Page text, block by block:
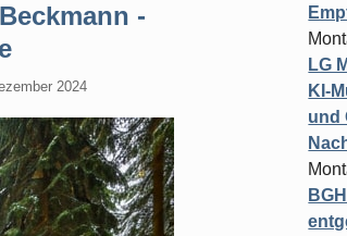
-
2024
LG
KI-
und